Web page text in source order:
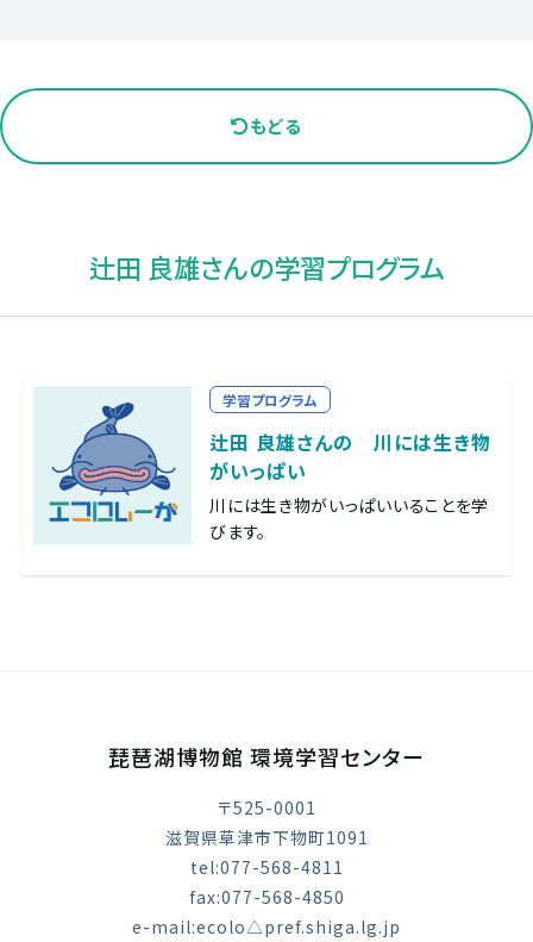
もどる
辻田 良雄さんの学習プログラム
学習プログラム
辻田 良雄さんの 川には生き物
がいっぱい
川には生き物がいっぱいいることを学
びます。
琵琶湖博物館 環境学習センター
〒525-0001
滋賀県草津市下物町1091
tel:077-568-4811
fax:077-568-4850
e-mail:ecolo△pref.shiga.lg.jp